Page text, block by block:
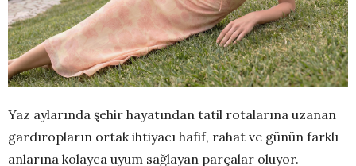
Yaz aylarında şehir hayatından tatil rotalarına uzanan
gardıropların ortak ihtiyacı hafif, rahat ve günün farklı
anlarına kolayca uyum sağlayan parçalar oluyor.